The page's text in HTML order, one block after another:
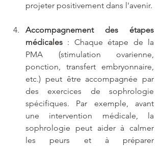
projeter positivement dans l'avenir.
Accompagnement des étapes
médicales : Chaque étape de la
PMA (stimulation ovarienne,
ponction, transfert embryonnaire,
etc.) peut être accompagnée par
des exercices de sophrologie
spécifiques. Par exemple, avant
une intervention médicale, la
sophrologie peut aider à calmer
les peurs et à préparer